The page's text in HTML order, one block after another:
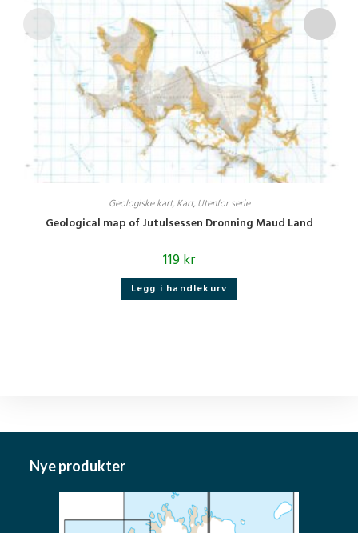
Geologiske kart, Kart, Utenfor serie
Geological map of Jutulsessen Dronning Maud Land
119kr
Legg i handlekurv
Nye produkter